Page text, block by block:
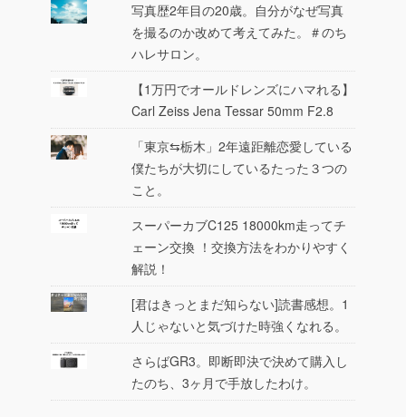
写真歴2年目の20歳。自分がなぜ写真
を撮るのか改めて考えてみた。＃のち
ハレサロン。
【1万円でオールドレンズにハマれる】
Carl Zeiss Jena Tessar 50mm F2.8
「東京⇆栃木」2年遠距離恋愛している
僕たちが大切にしているたった３つの
こと。
スーパーカブC125 18000km走ってチ
ェーン交換 ！交換方法をわかりやすく
解説！
[君はきっとまだ知らない]読書感想。1
人じゃないと気づけた時強くなれる。
さらばGR3。即断即決で決めて購入し
たのち、3ヶ月で手放したわけ。